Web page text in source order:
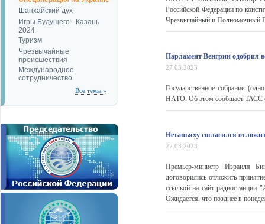
Шанхайский дух
Игры Будущего - Казань
2024
Туризм
Чрезвычайные
происшествия
Международное
сотрудничество
Все темы »
Российской Федерации по
Чрезвычайный и Полномочный
Парламент Венгрии одобрил
27.03.2023
Государственное собрание
НАТО. Об этом сообщает ТАСС
Нетаньяху согласился
27.03.2023
Премьер-министр Израиля
договорились отложить
ссылкой на сайт радиостанции
Ожидается, что позднее в